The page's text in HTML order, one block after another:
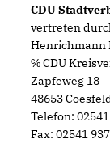
CDU
vertreten
Henrichmann
℅ CDU
Zapfeweg 18
48653
Telefon:
Fax: 02541